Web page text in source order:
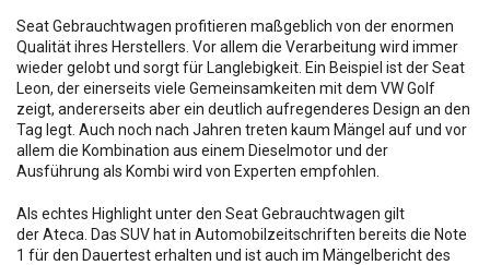
Seat Gebrauchtwagen profitieren maßgeblich von der enormen
Qualität ihres Herstellers. Vor allem die Verarbeitung wird immer
wieder gelobt und sorgt für Langlebigkeit. Ein Beispiel ist der Seat
Leon, der einerseits viele Gemeinsamkeiten mit dem VW Golf
zeigt, andererseits aber ein deutlich aufregenderes Design an den
Tag legt. Auch noch nach Jahren treten kaum Mängel auf und vor
allem die Kombination aus einem Dieselmotor und der
Ausführung als Kombi wird von Experten empfohlen.
Als echtes Highlight unter den Seat Gebrauchtwagen gilt
der Ateca. Das SUV hat in Automobilzeitschriften bereits die Note
1 für den Dauertest erhalten und ist auch im Mängelbericht des